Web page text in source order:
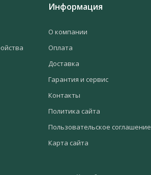
Информация
О компании
Оплата
Доставка
Гарантия и сервис
Контакты
Политика сайта
Пользовательское соглашение
Карта сайта